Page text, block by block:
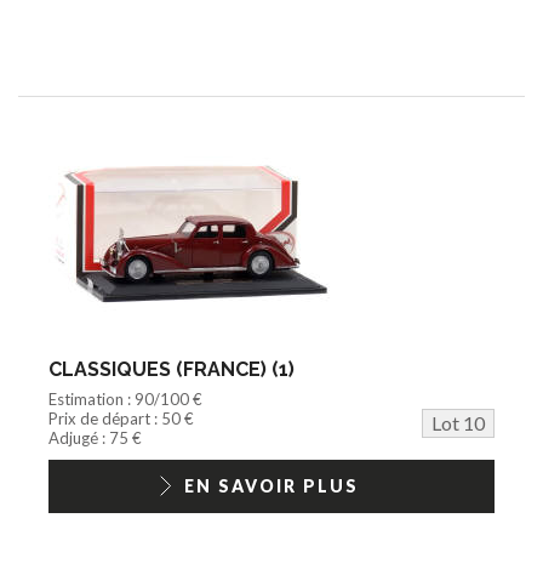
CLASSIQUES (FRANCE) (1)
Estimation : 90/100 €
Prix de départ : 50 €
Lot 10
Adjugé : 75 €
EN SAVOIR PLUS